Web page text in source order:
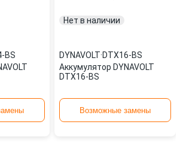
BS
Нет в наличии
DYNAVOLT·DTX16-BS
Аккумулятор DYNAVOLT
DTX16-BS
Возможные замены